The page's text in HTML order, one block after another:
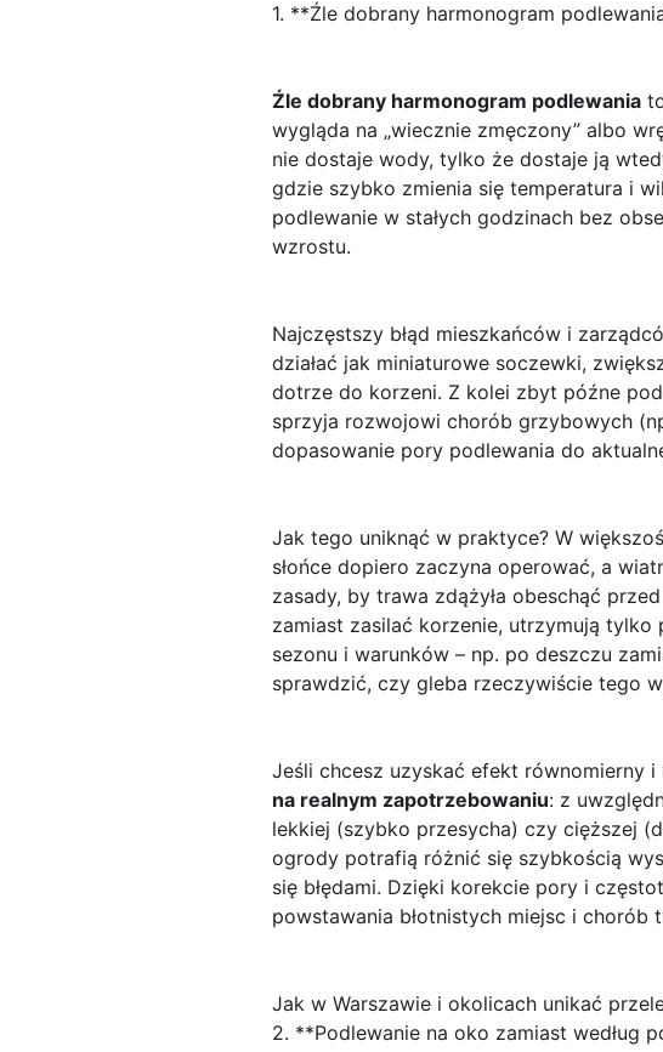
1. **Źle dobrany harmonogram
Źle dobrany harmonogram podlewania
wygląda na „wiecznie zmęczony” albo
nie dostaje wody, tylko że dostaje ją
gdzie szybko zmienia się temperatura i
podlewanie w stałych godzinach bez
wzrostu.
Najczęstszy błąd mieszkańców i
działać jak miniaturowe soczewki,
dotrze do korzeni. Z kolei zbyt późne
sprzyja rozwojowi chorób grzybowych
dopasowanie pory podlewania do
Jak tego uniknąć w praktyce? W
słońce dopiero zaczyna operować, a
zasady, by trawa zdążyła obeschąć
zamiast zasilać korzenie, utrzymują
sezonu i warunków – np. po deszczu
sprawdzić, czy gleba rzeczywiście tego
Jeśli chcesz uzyskać efekt równomierny
na realnym zapotrzebowaniu: z
lekkiej (szybko przesycha) czy cięższej
ogrody potrafią różnić się szybkością
się błędami. Dzięki korekcie pory i
powstawania błotnistych miejsc i chorób
Jak w Warszawie i okolicach unikać
2. **Podlewanie na oko zamiast według